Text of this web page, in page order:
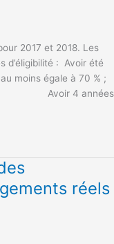
2017 et 2018. Les
d’éligibilité : Avoir été
moins égale à 70 % ;
réels